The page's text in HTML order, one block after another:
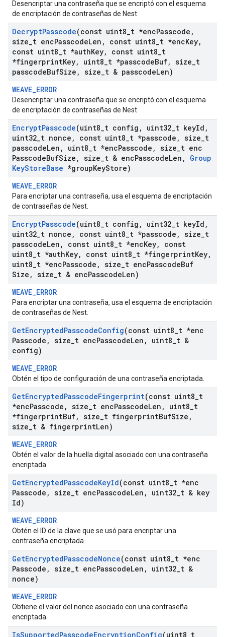
Desencriptar una contraseña que se encriptó con el esquema
de encriptación de contraseñas de Nest
DecryptPasscode(const uint8 t *encPasscode ,
size t encPasscodeLen , const uint8 t *encKey,
const uint8 t *authKey, const uint8 t
*fingerprintKey, uint8 t *passcodeBuf, size t
passcodeBufSize , size t & passcodeLen)
WEAVE_ERROR
Desencriptar una contraseña que se encriptó con el esquema
de encriptación de contraseñas de Nest
EncryptPasscode(uint8 t config , uint32 t keyId ,
uint32 t nonce , const uint8 t *passcode , size t
passcodeLen , uint8 t *encPasscode , size t enc
PasscodeBufSize , size t & encPasscodeLen ,
Group
KeyStoreBase *groupKeyStore)
WEAVE_ERROR
Para encriptar una contraseña, usa el esquema de encriptación
de contraseñas de Nest.
EncryptPasscode(uint8 t config , uint32 t keyId ,
uint32 t nonce , const uint8 t *passcode , size t
passcodeLen , const uint8 t *encKey,
const
uint8 t *authKey, const uint8 t *fingerprintKey,
uint8 t *encPasscode , size t encPasscodeBuf
Size , size t & encPasscodeLen)
WEAVE_ERROR
Para encriptar una contraseña, usa el esquema de encriptación
de contraseñas de Nest.
GetEncryptedPasscodeConfig(const uint8 t *enc
Passcode , size t encPasscodeLen , uint8 t &
config)
WEAVE_ERROR
Obtén el tipo de configuración de una contraseña encriptada.
GetEncryptedPasscodeFingerprint(const uint8 t
*encPasscode , size t encPasscodeLen , uint8 t
*fingerprintBuf, size t fingerprintBufSize ,
size t & fingerprintLen)
WEAVE_ERROR
Obtén el valor de la huella digital asociado con una contraseña
encriptada.
GetEncryptedPasscodeKeyId(const uint8 t *enc
Passcode , size t encPasscodeLen , uint32 t & key
Id)
WEAVE_ERROR
Obtén el ID de la clave que se usó para encriptar una
contraseña encriptada.
GetEncryptedPasscodeNonce(const uint8 t *enc
Passcode , size t encPasscodeLen , uint32 t &
nonce)
WEAVE_ERROR
Obtiene el valor del nonce asociado con una contraseña
encriptada.
IsSupportedPasscodeEncryptionConfig(uint8 t